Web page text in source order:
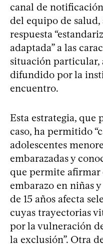
canal de
del equipo de salud,
respuesta
adaptada” a las
situación particular,
difundido por la
encuentro.
Esta estrategia, que
caso, ha permitido
adolescentes
embarazadas y
que permite afirmar
embarazo en niñas
de 15 años afecta
cuyas trayectorias
por la vulneración
la exclusión”. Otra